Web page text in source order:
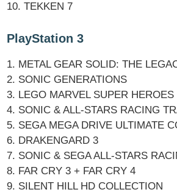
10. TEKKEN 7
PlayStation 3
1. METAL GEAR SOLID: THE
2. SONIC GENERATIONS
3. LEGO MARVEL SUPER HEROES
4. SONIC & ALL-STARS RACING
5. SEGA MEGA DRIVE ULTIMATE
6. DRAKENGARD 3
7. SONIC & SEGA ALL-STARS
8. FAR CRY 3 + FAR CRY 4
9. SILENT HILL HD COLLECTION